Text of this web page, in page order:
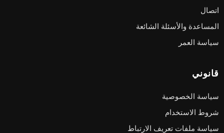
اتصال
المساعدة والأسئلة الشائعة
سياسة العمر
قانوني
سياسة الخصوصية
شروط الاستخدام
سياسة ملفات تعريف الارتباط